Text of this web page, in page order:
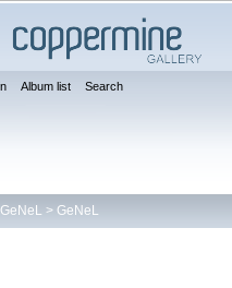
Album list Search
GeNeL> GeNeL